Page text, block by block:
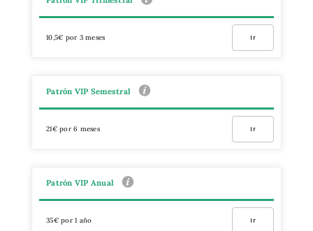
10,5€ por 3 meses Ir
Patrón VIP Semestral
21€ por 6 meses Ir
Patrón VIP Anual
35€ por 1 año Ir